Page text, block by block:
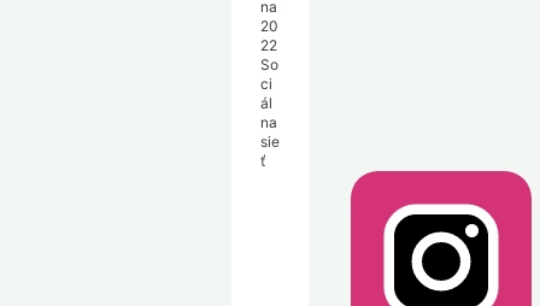
na
20
22
So
ci
ál
na
sie
ť